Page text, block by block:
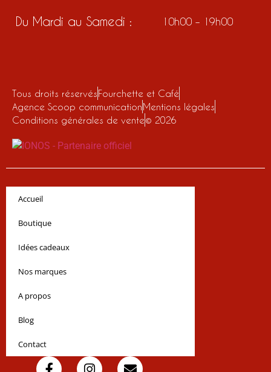
Du Mardi au Samedi : 10h00 – 19h00
Tous droits réservésFourchette et Café
Agence Scoop communicationMentions légales
Conditions générales de vente© 2026
Accueil
Boutique
Idées cadeaux
Nos marques
A propos
Blog
Contact